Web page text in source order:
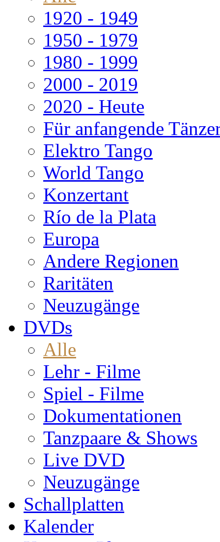
1920 - 1949
1950 - 1979
1980 - 1999
2000 - 2019
2020 - Heute
Für anfangende
Elektro Tango
World Tango
Konzertant
Río de la Plata
Europa
Andere Regionen
Raritäten
Neuzugänge
DVDs
Alle
Lehr - Filme
Spiel - Filme
Dokumentationen
Tanzpaare & Shows
Live DVD
Neuzugänge
Schallplatten
Kalender